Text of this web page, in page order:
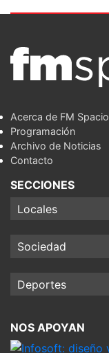
Acerca de FM Spacio
Programación
Archivo de Noticias
Contacto
SECCIONES
Locales
Sociedad
Deportes
NOS APOYAN